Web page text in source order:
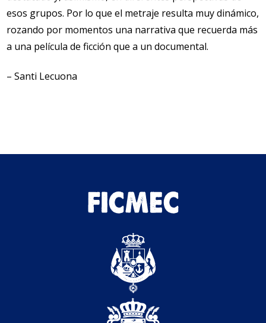
esos grupos. Por lo que el metraje resulta muy dinámico,
rozando por momentos una narrativa que recuerda más
a una película de ficción que a un documental.
– Santi Lecuona